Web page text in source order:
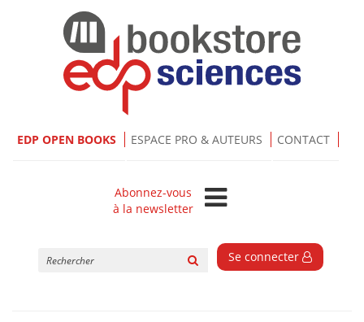
EDP OPEN BOOKS ESPACE PRO & AUTEURS CONTACT
Abonnez-vous
à la newsletter
Se connecter